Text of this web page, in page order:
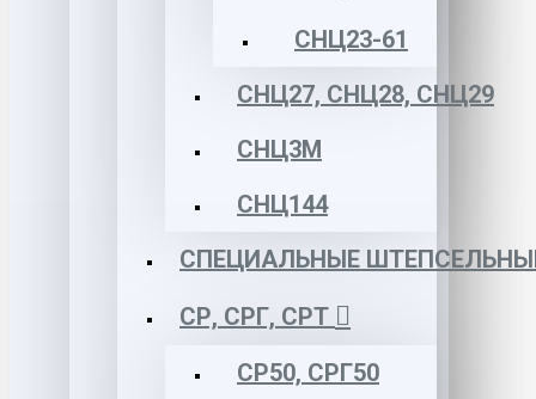
СНЦ23-61
СНЦ27, СНЦ28, СНЦ29
СНЦ3М
СНЦ144
СПЕЦИАЛЬНЫЕ
СР, СРГ, СРТ
СР50, СРГ50